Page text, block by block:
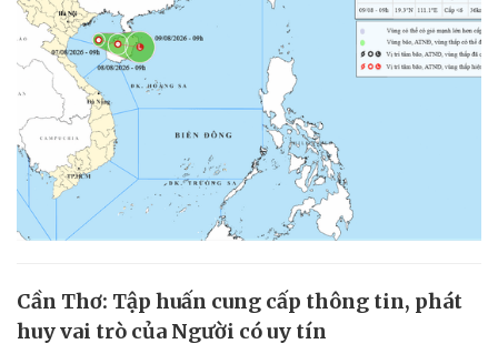
Cần Thơ: Tập huấn cung cấp thông tin, phát
huy vai trò của Người có uy tín